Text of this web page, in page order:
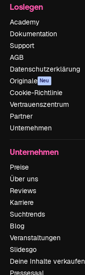
Loslegen
Academy
Dokumentation
Support
AGB
Datenschutzerklärung
Originale Neu
Cookie-Richtlinie
Vertrauenszentrum
Partner
Unternehmen
Unternehmen
Preise
Über uns
Reviews
Karriere
Suchtrends
Blog
Veranstaltungen
Slidesgo
Deine Inhalte verkaufen
Pressesaal